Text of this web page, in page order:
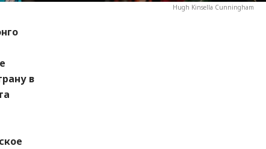
Hugh Kinsella Cunningham
в